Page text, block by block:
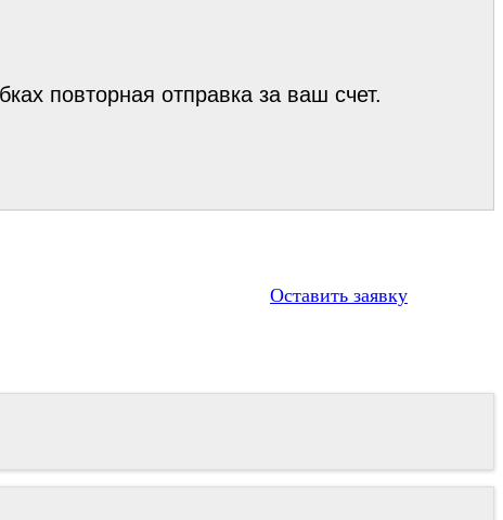
повторная отправка за ваш счет.
Оставить заявку